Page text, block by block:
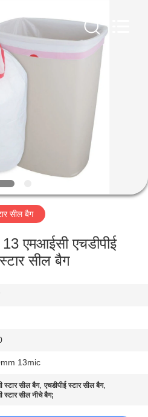
सील बैग
एमआईसी एचडीपीई
सील बैग
13mic
स्टार सील बैग,एचडीपीई स्टार सील बैग,
सील नीचे बैग;